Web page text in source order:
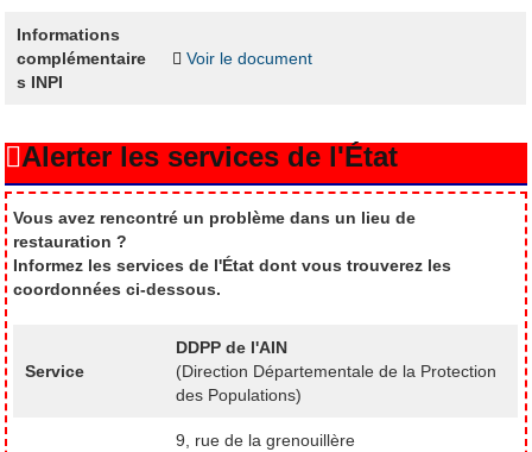
Informations
complémentaire
s INPI
Voir le document
Alerter les services de l'État
Vous avez rencontré un problème dans un lieu de
restauration ?
Informez les services de l'État dont vous trouverez les
coordonnées ci-dessous.
Service
DDPP de l'AIN
(Direction Départementale de la Protection
des Populations)
9, rue de la grenouillère